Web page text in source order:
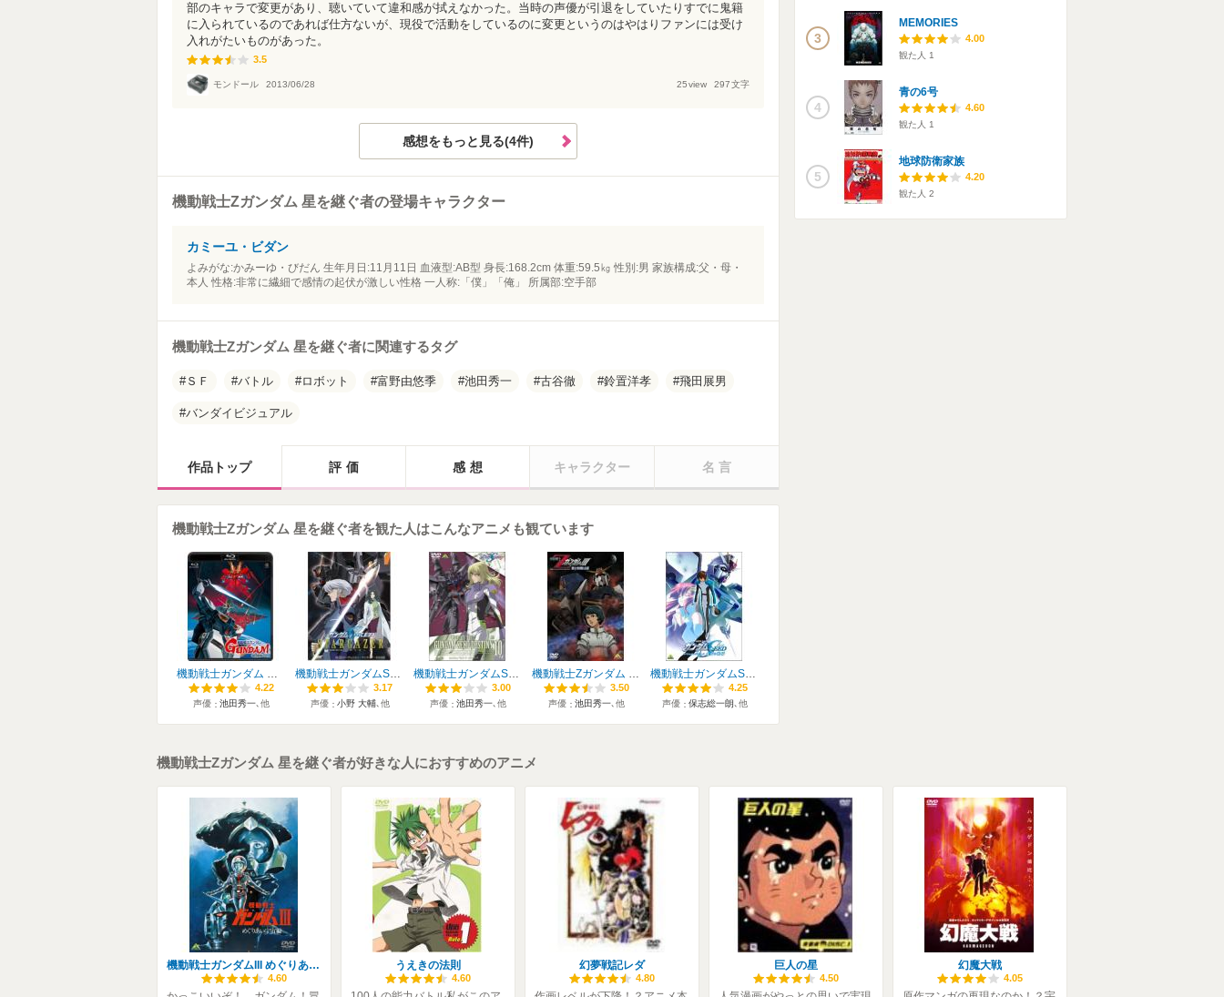
部のキャラで変更があり、聴いていて違和感が拭えなかった。当時の声優が引退をしていたりすでに鬼籍
に入られているのであれば仕方ないが、現役で活動をしているのに変更というのはやはりファンには受け
入れがたいものがあった。
3.5
3.5
モンドール 2013/06/28 25view 297文字
感想をもっと見る(4件)
機動戦士Zガンダム 星を継ぐ者の登場キャラクター
カミーユ・ビダン
よみがな:かみーゆ・びだん 生年月日:11月11日 血液型:AB型 身長:168.2cm 体重:59.5㎏ 性別:男 家族構成:父・母・
本人 性格:非常に繊細で感情の起伏が激しい性格 一人称:「僕」「俺」 所属部:空手部
機動戦士Zガンダム 星を継ぐ者に関連するタグ
ＳＦ バトル ロボット 富野由悠季 池田秀一 古谷徹 鈴置洋孝 飛田展男
バンダイビジュアル
作品トップ 評価 感想 キャラクター 名言
機動戦士Zガンダム 星を継ぐ者を観た人はこんなアニメも観ています
機動戦士ガンダム 逆襲のシャア
4.22
4.22
声優 池田秀一､他
機動戦士ガンダムSEED C.E.73 -STARGAZER-
3.17
3.17
声優 小野 大輔､他
機動戦士ガンダムSEED DESTINY[シードデスティニー]
3.00
3.00
声優 池田秀一､他
機動戦士Zガンダム 星の鼓動は愛
3.50
3.50
声優 池田秀一､他
機動戦士ガンダムSEED[シード]
4.25
4.25
声優 保志総一朗､他
3
MEMORIES
4.00
観た人 1
4
青の6号
4.60
観た人 1
5
地球防衛家族
4.20
観た人 2
機動戦士Zガンダム 星を継ぐ者が好きな人におすすめのアニメ
機動戦士ガンダムIII めぐりあい宇宙編
4.60
うえきの法則
4.60
幻夢戦記レダ
4.80
巨人の星
4.50
幻魔大戦
4.05